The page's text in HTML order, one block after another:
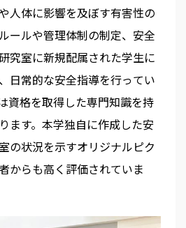
人体に影響を及ぼす有害性の
ールや管理体制の制定、安全
究室に新規配属された学生に
日常的な安全指導を行ってい
資格を取得した専門知識を持
ます。本学独自に作成した安
の状況を示すオリジナルピク
からも高く評価されていま